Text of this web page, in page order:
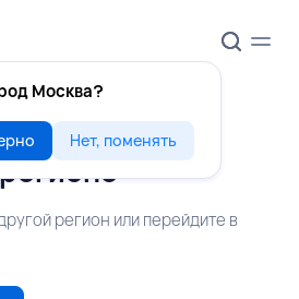
Москва?
Нет, поменять
в
регион или перейдите в